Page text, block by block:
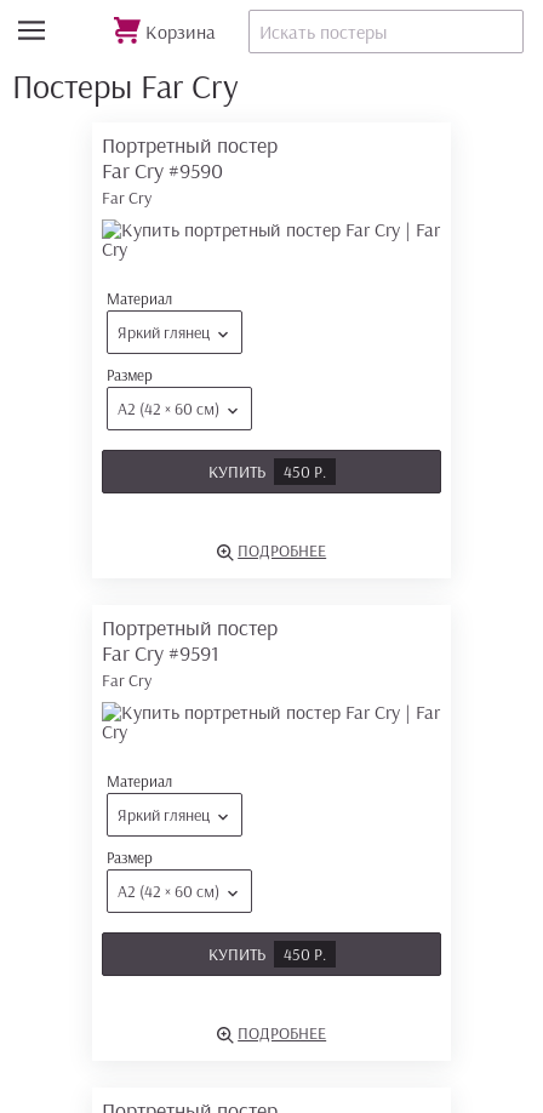
Корзина
Постеры Far Cry
Портретный постер
Far Cry #9590
Far Cry
Материал
Яркий глянец
Размер
А2 (42 × 60 см)
КУПИТЬ 450 Р.
ПОДРОБНЕЕ
Портретный постер
Far Cry #9591
Far Cry
Материал
Яркий глянец
Размер
А2 (42 × 60 см)
КУПИТЬ 450 Р.
ПОДРОБНЕЕ